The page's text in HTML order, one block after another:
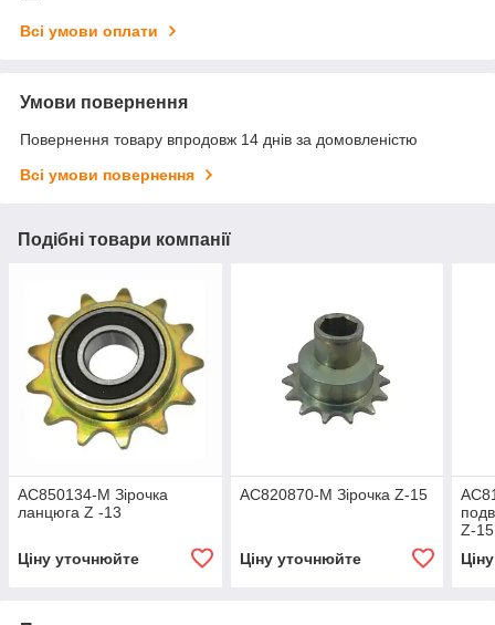
Всі умови оплати
Умови повернення
Повернення товару впродовж 14 днів за домовленістю
Всі умови повернення
Подібні товари компанії
AC850134-M Зірочка
ланцюга Z -13
Ціну уточнюйте
AC820870-M Зірочка Z-15
Ціну уточнюйте
Z-15